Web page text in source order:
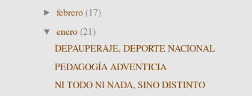
►febrero (17)
▼enero (21)
DEPAUPERAJE, DEPORTE NACIONAL
PEDAGOGÍA ADVENTICIA
NI TODO NI NADA, SINO DISTINTO